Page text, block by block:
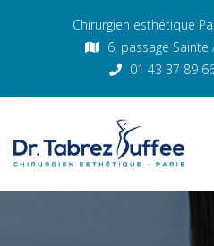
Chirurgien esthétique
6, passage Sainte
01 43 37 89